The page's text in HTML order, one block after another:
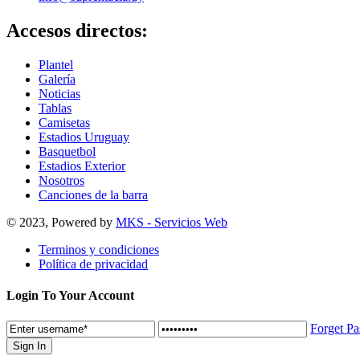
Accesos directos:
Plantel
Galería
Noticias
Tablas
Camisetas
Estadios Uruguay
Basquetbol
Estadios Exterior
Nosotros
Canciones de la barra
© 2023, Powered by MKS - Servicios Web
Terminos y condiciones
Política de privacidad
Login To Your Account
Forget